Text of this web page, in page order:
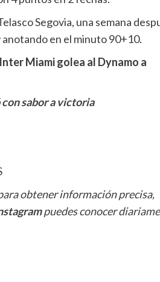
Segovia, una semana
en el minuto 90+10.
Miami golea al Dynamo a
nsabor a victoria
obtener información precisa,
puedes conocer